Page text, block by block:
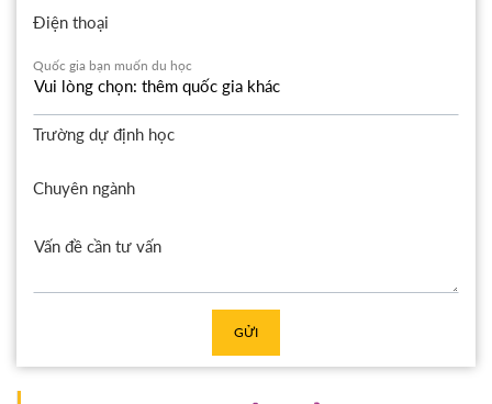
Điện thoại
Quốc gia bạn muốn du học
Trường dự định học
Chuyên ngành
GỬI